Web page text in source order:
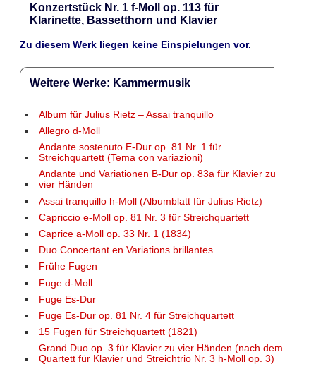
Konzertstück Nr. 1 f-Moll op. 113 für
Klarinette, Bassetthorn und Klavier
Zu diesem Werk liegen keine Einspielungen vor.
Weitere Werke: Kammermusik
Album für Julius Rietz – Assai tranquillo
Allegro d-Moll
Andante sostenuto E-Dur op. 81 Nr. 1 für
Streichquartett (Tema con variazioni)
Andante und Variationen B-Dur op. 83a für Klavier zu
vier Händen
Assai tranquillo h-Moll (Albumblatt für Julius Rietz)
Capriccio e-Moll op. 81 Nr. 3 für Streichquartett
Caprice a-Moll op. 33 Nr. 1 (1834)
Duo Concertant en Variations brillantes
Frühe Fugen
Fuge d-Moll
Fuge Es-Dur
Fuge Es-Dur op. 81 Nr. 4 für Streichquartett
15 Fugen für Streichquartett (1821)
Grand Duo op. 3 für Klavier zu vier Händen (nach dem
Quartett für Klavier und Streichtrio Nr. 3 h-Moll op. 3)